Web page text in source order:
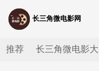
长三角微电影网
推荐 长三角微电影